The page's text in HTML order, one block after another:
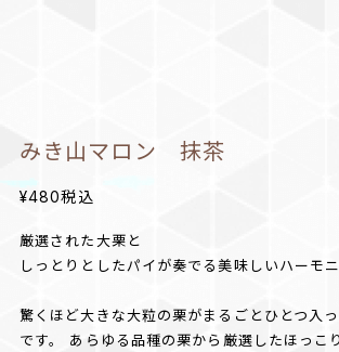
みき山マロン 抹茶
¥480税込
厳選された大栗と
しっとりとしたパイが奏でる美味しいハーモ
驚くほど大きな大粒の栗がまるごとひとつ入
です。 あらゆる品種の栗から厳選したほっこ